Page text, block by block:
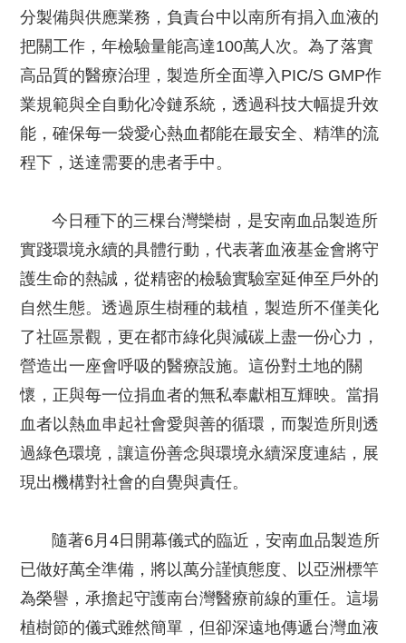
分製備與供應業務，負責台中以南所有捐入血液的
把關工作，年檢驗量能高達100萬人次。為了落實
高品質的醫療治理，製造所全面導入PIC/S GMP作
業規範與全自動化冷鏈系統，透過科技大幅提升效
能，確保每一袋愛心熱血都能在最安全、精準的流
程下，送達需要的患者手中。
今日種下的三棵台灣欒樹，是安南血品製造所
實踐環境永續的具體行動，代表著血液基金會將守
護生命的熱誠，從精密的檢驗實驗室延伸至戶外的
自然生態。透過原生樹種的栽植，製造所不僅美化
了社區景觀，更在都市綠化與減碳上盡一份心力，
營造出一座會呼吸的醫療設施。這份對土地的關
懷，正與每一位捐血者的無私奉獻相互輝映。當捐
血者以熱血串起社會愛與善的循環，而製造所則透
過綠色環境，讓這份善念與環境永續深度連結，展
現出機構對社會的自覺與責任。
隨著6月4日開幕儀式的臨近，安南血品製造所
已做好萬全準備，將以萬分謹慎態度、以亞洲標竿
為榮譽，承擔起守護南台灣醫療前線的重任。這場
植樹節的儀式雖然簡單，但卻深遠地傳遞台灣血液